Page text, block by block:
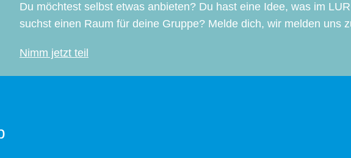
Du möchtest selbst etwas anbieten? Du hast eine Idee, was im
suchst einen Raum für deine Gruppe? Melde dich, wir melden uns
Nimm jetzt teil